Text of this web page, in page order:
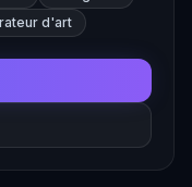
high-quality
d'art